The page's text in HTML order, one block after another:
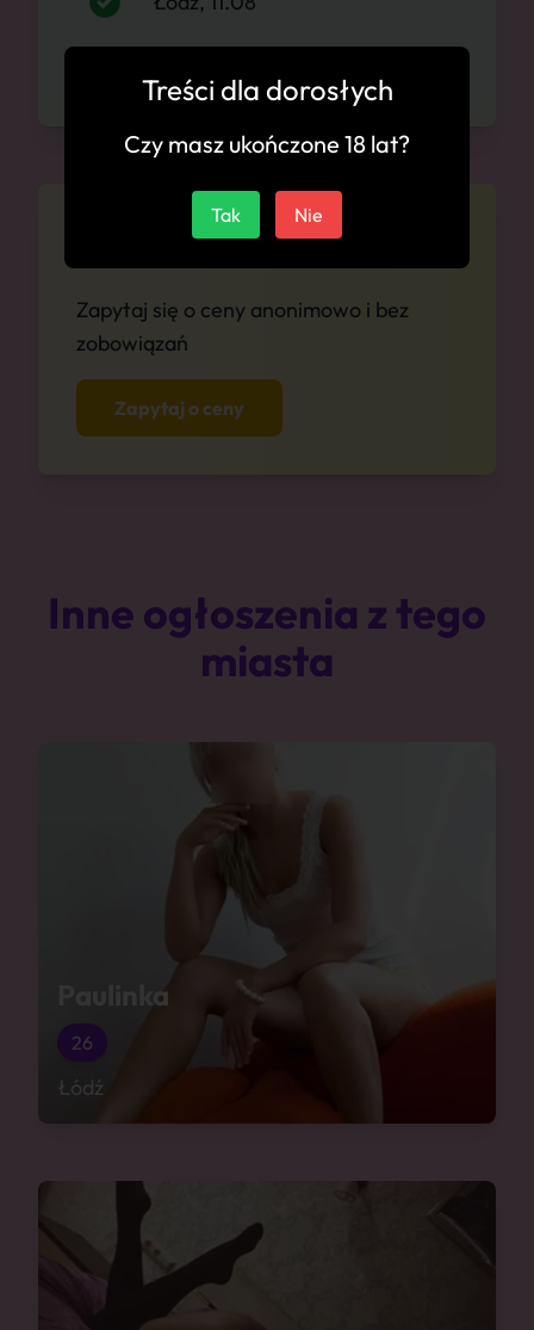
Zapytaj się o ceny anonimowo i bez
zobowiązań
Zapytaj o ceny
Inne ogłoszenia z tego
miasta
Paulinka
26
Łódź
Treści dla dorosłych
Czy masz ukończone 18 lat?
Tak Nie